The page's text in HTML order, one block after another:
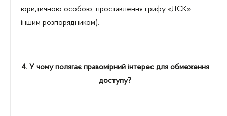
юридичною особою, проставлення грифу «ДСК»
іншим розпорядником).
4. У чому полягає правомірний інтерес для обмеження
доступу?